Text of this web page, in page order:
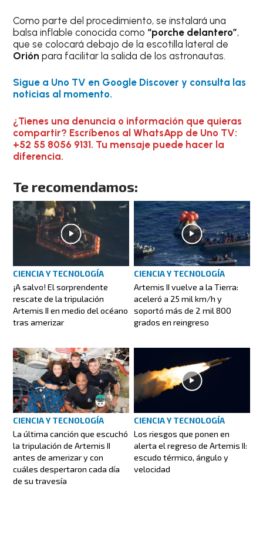
Como parte del procedimiento, se instalará una
balsa inflable conocida como “porche delantero”,
que se colocará debajo de la escotilla lateral de
Orión para facilitar la salida de los astronautas.
Sigue a Uno TV en Google Discover y consulta las
noticias al momento.
¿Tienes una denuncia o información que quieras
compartir? Escríbenos al WhatsApp de Uno TV:
+52 55 8056 9131. Tu mensaje puede hacer la
diferencia.
Te recomendamos:
CIENCIA Y TECNOLOGÍA
¡A salvo! El sorprendente
rescate de la tripulación
Artemis II en medio del océano
tras amerizar
CIENCIA Y TECNOLOGÍA
Artemis II vuelve a la Tierra:
aceleró a 25 mil km/h y
soportó más de 2 mil 800
grados en reingreso
CIENCIA Y TECNOLOGÍA
La última canción que escuchó
la tripulación de Artemis II
antes de amerizar y con
cuáles despertaron cada día
de su travesía
CIENCIA Y TECNOLOGÍA
Los riesgos que ponen en
alerta el regreso de Artemis II:
escudo térmico, ángulo y
velocidad